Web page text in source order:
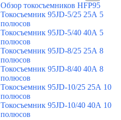
Обзор токосъемников HFP95
Токосъемник 95JD-5/25 25А 5
полюсов
Токосъемник 95JD-5/40 40А 5
полюсов
Токосъемник 95JD-8/25 25А 8
полюсов
Токосъемник 95JD-8/40 40А 8
полюсов
Токосъемник 95JD-10/25 25А 10
полюсов
Токосъемник 95JD-10/40 40А 10
полюсов